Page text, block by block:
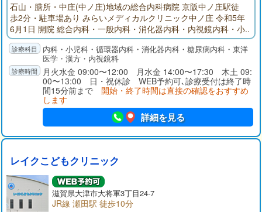
石山・膳所・中庄(中ノ庄)地域の総合内科病院 京阪中ノ庄駅徒
歩2分・駐車場あり みらいメディカルクリニック中ノ庄 令和5年
6月1日 開院 総合内科・一般内科・消化器内科・内視鏡内科・小
児科 (内科に関するご病気は当院へ受診ください) 内視鏡(胃カメ
ラ・大腸カメラ) クリニックにおいて大腸カメラを実施している
病院はとても少ない状況です。 超音波検査(エコー検査：くぶや
お腹の検査がすぐに出来ます)
内科・小児科・循環器内科・消化器内科・糖尿病内科・東洋
医学・漢方・内視鏡科
月火水金 09:00〜12:00 月水金 14:00〜17:30 木土 09:
00〜13:00 日・祝休診 WEB予約可､診療受付は終了時
間15分前まで 開始・終了時間は直接の確認をおすすめ
します
詳細を見る
レイクこどもクリニック
滋賀県大津市大将軍3丁目24-7
JR線 瀬田駅 徒歩10分